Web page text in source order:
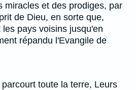
miracles et des prodiges, par
de Dieu, en sorte que,
pays voisins jusqu'en
répandu l'Evangile de
toute la terre, Leurs